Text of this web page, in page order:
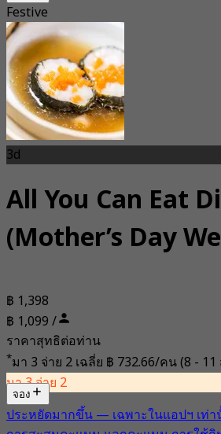
Festive
3d
All You Can Eat
(Mother’s Day
฿ 1,398
฿ 1,099 /
ราคาสุทธิต่อท่าน
*มา 3 จ่าย 2 เฉลี่ย ฿ 732.66/คน(8 - 11
มา 3 จ่าย 2
จอง
ประหยัดมากขึ้น — เฉพาะในแอปฯ เท่